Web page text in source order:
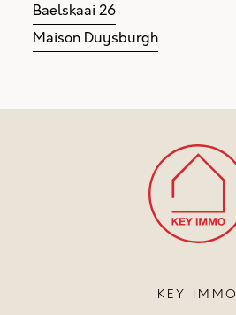
Baelskaai 26
Maison Duysburgh
KEY IMMO